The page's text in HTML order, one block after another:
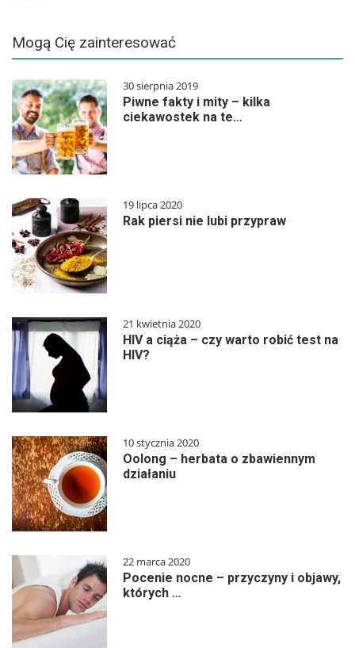
Mogą Cię zainteresować
30 sierpnia 2019
Piwne fakty i mity – kilka
ciekawostek na te…
19 lipca 2020
Rak piersi nie lubi przypraw
21 kwietnia 2020
HIV a ciąża – czy warto robić test na
HIV?
10 stycznia 2020
Oolong – herbata o zbawiennym
działaniu
22 marca 2020
Pocenie nocne – przyczyny i objawy,
których …